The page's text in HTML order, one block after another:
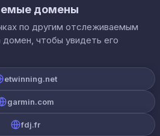
домены
по другим отслеживаемым
чтобы увидеть его
etwinning.net
garmin.com
fdj.fr